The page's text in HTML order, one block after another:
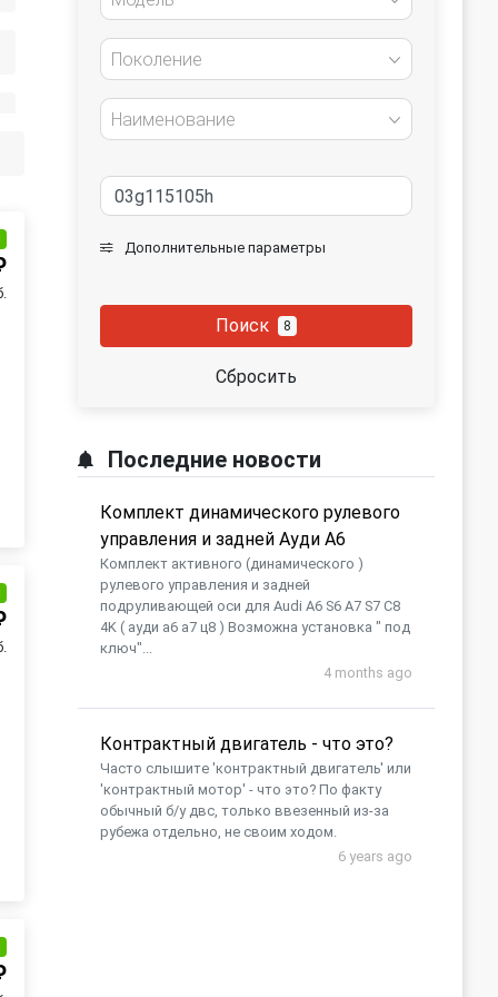
Поколение
Наименование
Дополнительные параметры
Поиск 8
Сбросить
Последние новости
Комплект динамического рулевого
управления и задней Ауди А6
Комплект активного (динамического )
рулевого управления и задней
подруливающей оси для Audi A6 S6 A7 S7 C8
4K ( ауди а6 а7 ц8 ) Возможна установка " под
ключ"...
4 months ago
Контрактный двигатель - что это?
Часто слышите 'контрактный двигатель' или
'контрактный мотор' - что это? По факту
обычный б/у двс, только ввезенный из-за
рубежа отдельно, не своим ходом.
6 years ago